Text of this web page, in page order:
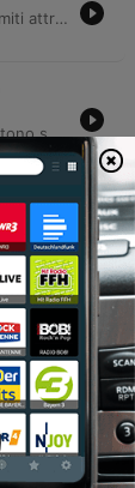
L'episodio esplora il concetto di superamento dei limiti attraverso il racconto di imprese atletiche leggendarie e riflessioni filosofiche sulla trascendenza. Partendo dal recente record del miglio di Josh Kerr a New York, la discussione ripercorre l'importanza storica di Sir Roger Bannister e la sua capacità di abbattere il muro dei quattro minuti senza lasciarsi definire dalla performance stessa. Il monologo si evolve in una meditazione sulla sicurezza interiore, sull'esperienza di picco e sulla necessità di reincantare un mondo eccessivamente razionalista. Attraverso riferimenti alla psicologia umanista di Abraham Maslow e riflessioni personali sul fine stagione, l'episodio invita l'ascoltatore a cercare la propria stabilità emotiva oltre i confini dell'io abituale.
In questo episodio, Linus e i suoi interlocutori riflettono su vari temi di attualità e cultura pop, partendo da un riferimento musicale agli Arcade Fire e al cinema di Sorrentino. La conversazione si sposta poi verso le novità riguardanti il rinnovo delle banconote dell'euro, analizzando il passaggio dai monumenti europei a una nuova iconografia basata su personaggi storici e uccelli simbolici. Il dibattito esplora la bellezza della natura e la simbologia degli uccelli scelti per le nuove banconote, con approfondimenti su specie come il picchio muraiolo, il martin pescatore e il fenicottero. Il programma conclude la discussione elencando i personaggi illustri associati ai diversi tagli della valuta, da Maria Callas a Leonardo da Vinci.
L'ultima puntata stagionale si apre con un clima di entusiasmo e riflessioni sulla fine della stagione. I conduttori condividono aneddoti personali, partendo dalla descrizione di una Sanremo insolitamente calda e popolata da gonfiabili, fino alle difficoltà del sonno causate da un eccesso di caffeina. Il dialogo si sposta poi sulle previsioni meteo per Barletta e sulle dinamiche sociali di Milano, con osservazioni sulla partenza dei milanesi verso le località di villeggiatura e un episodio di tensione tra corridori e ciclisti al Parco Sempione. L'episodio conclude la programmazione prima della pausa estiva, promettendo aggiornamenti sul calciomercato e oroscopo, preparando il terreno per il ritorno della trasmissione.
L'episodio esplora la crescente tendenza globale e nazionale legata all'uso del peperoncino, analizzando il fenomeno della sua gourmetizzazione e l'aumento della domanda di varietà specifiche come l'Habanero e il Carolina Reaper. Viene discussa la percezione salutistica della spezia e le innovazioni dell'industria alimentare che spaziano dalle salse agli abbinamenti dolci-piccante. Il racconto si intreccia con aneddoti personali riguardanti esperienze passate con il piccante estremo, riflessioni sulla natura biologica del dolore causato dalla capsaicina sulle papille gustative e brevi aggiornamenti su temi agricoli, come l'impatente della siccità su ceci e zafferano.